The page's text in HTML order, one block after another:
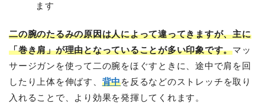
ます
二の腕のたるみの原因は人によって違ってきますが、主に
「巻き肩」が理由となっていることが多い印象です。マッ
サージガンを使って二の腕をほぐすときに、途中で肩を回
したり上体を伸ばす、 背中を反るなどのストレッチを取り
入れることで、より効果を発揮してくれます。